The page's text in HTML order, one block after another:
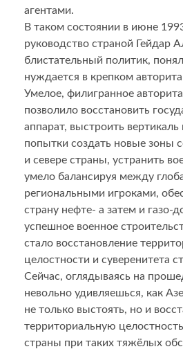
агентами.
В таком состоянии в июне
руководство страной Гейдар
блистательный политик,
нуждается в крепком
Умелое, филигранное
позволило восстановить
аппарат, выстроить вертикаль
попытки создать новые зоны
и севере страны, устранить
умело балансируя между
региональными игроками,
страну нефте- а затем и газо-
успешное военное
стало восстановление
целостности и суверенитета
Сейчас, оглядываясь на
невольно удивляешься, как
не только выстоять, но и
территориальную
страны при таких тяжёлых